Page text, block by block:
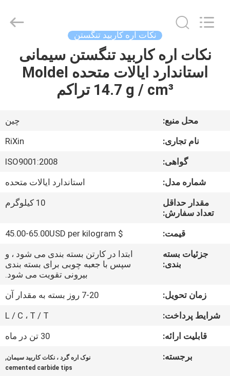
خانه
محصولات
درباره
کارخانه
کنترل
تماس
بگیرید
Carbide
Reserved.
نکات اره کاربید تنگستن
نکات اره کاربید تنگستن سیمانی
استاندارد ایالات متحده Moldel
14.7 g / cm³ تراکم
محل منبع:
چین
نام تجاری:
RiXin
گواهی:
ISO9001:2008
شماره مدل:
استاندارد ایالات متحده
مقدار حداقل
تعداد سفارش:
10 کیلوگرم
قیمت:
$ 45.00-65.00USD per kilogram
جزئیات بسته
بندی:
ابتدا در کارتن بسته بندی می شود ، و
سپس با جعبه چوبی برای بسته بندی
بیرونی تقویت می شود.
زمان تحویل:
7-20 روز بسته به مقدار آن
شرایط پرداخت:
L / C ، T / T
قابلیت ارائه:
30 تن در ماه
برجسته:
نوک اره گرد ، نکات کاربید سیمان,
cemented carbide tips